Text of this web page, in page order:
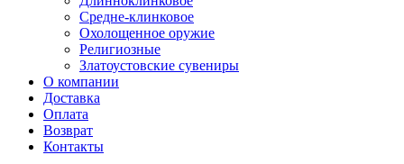
Средне-клинковое
Охолощенное оружие
Религиозные
Златоустовские сувениры
О компании
Доставка
Оплата
Возврат
Контакты